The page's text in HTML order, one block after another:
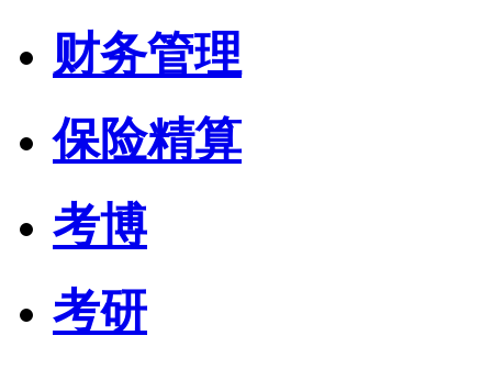
财务管理
保险精算
考博
考研